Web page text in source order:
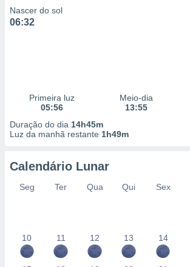
Nascer do sol
06:32
Primeira luz
05:56
Meio-dia
13:55
Duração do dia 14h45m
Luz da manhã restante 1h49m
Calendário Lunar
Seg Ter Qua Qui Sex
10 11 12 13 14